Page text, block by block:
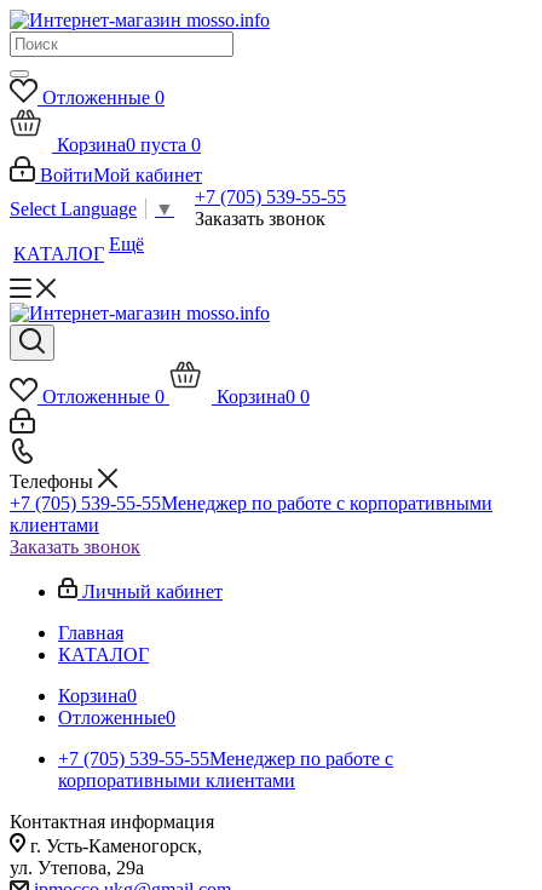
Отложенные 0
Корзина0 пуста 0
ВойтиМой кабинет
Select Language
▼
+7 (705) 539-55-55
Заказать звонок
КАТАЛОГ Ещё
Отложенные 0 Корзина0 0
Телефоны
+7 (705) 539-55-55Менеджер по работе с корпоративными
клиентами
Заказать звонок
Личный кабинет
Главная
КАТАЛОГ
Корзина0
Отложенные0
+7 (705) 539-55-55Менеджер по работе с
корпоративными клиентами
Контактная информация
г. Усть-Каменогорск,
ул. Утепова, 29а